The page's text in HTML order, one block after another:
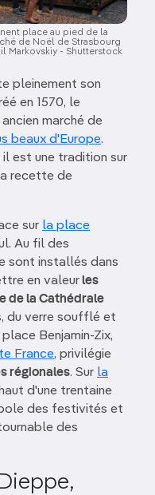
place au pied de la
de Noël de Strasbourg
Markovskiy - Shutterstock
pleinement son
en 1570, le
marché de
beaux d'Europe.
il est une tradition sur
recette de
sur la place
Au fil des
sont installés dans
en valeurles
de la Cathédrale
du verre soufflé et
Benjamin-Zix,
France, privilégie
régionales. Sur la
haut d'une trentaine
des festivités et
des